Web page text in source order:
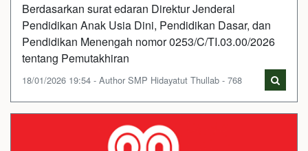
Berdasarkan surat edaran Direktur Jenderal
Pendidikan Anak Usia Dini, Pendidikan Dasar, dan
Pendidikan Menengah nomor 0253/C/TI.03.00/2026
tentang Pemutakhiran
18/01/2026 19:54 - Author SMP Hidayatut Thullab - 768